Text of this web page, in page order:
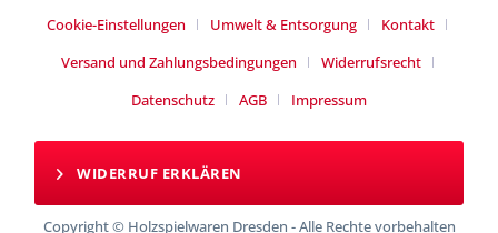
Cookie-Einstellungen Umwelt & Entsorgung
Kontakt
Versand und Zahlungsbedingungen
Widerrufsrecht
Datenschutz
AGB Impressum
WIDERRUF ERKLÄREN
Copyright © Holzspielwaren Dresden - Alle Rechte vorbehalten